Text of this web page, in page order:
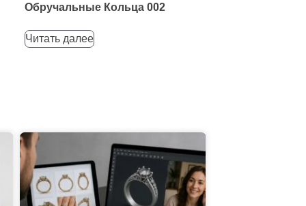
Обручальные Кольца 002
Читать далее